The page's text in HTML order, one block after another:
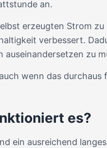
an.
erzeugten Strom zu
verbessert.
zu
wenn das durchaus
es?
ein ausreichend